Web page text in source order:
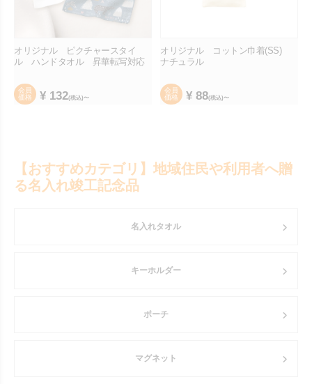
オリジナル ピクチャースタイ
ル ハンドタオル 昇華転写対応
会員
価格
¥ 132(税込)〜
オリジナル コットン巾着(SS)
ナチュラル
会員
価格
¥88(税込)〜
【おすすめカテゴリ】地域住民や利用者へ贈
る名入れ竣工記念品
名入れタオル
キーホルダー
ポーチ
マグネット